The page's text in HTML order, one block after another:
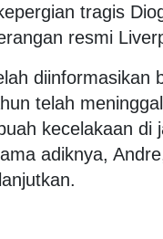
tragis
resmi
diinformasikan
telah
kecelakaan di
adiknya,